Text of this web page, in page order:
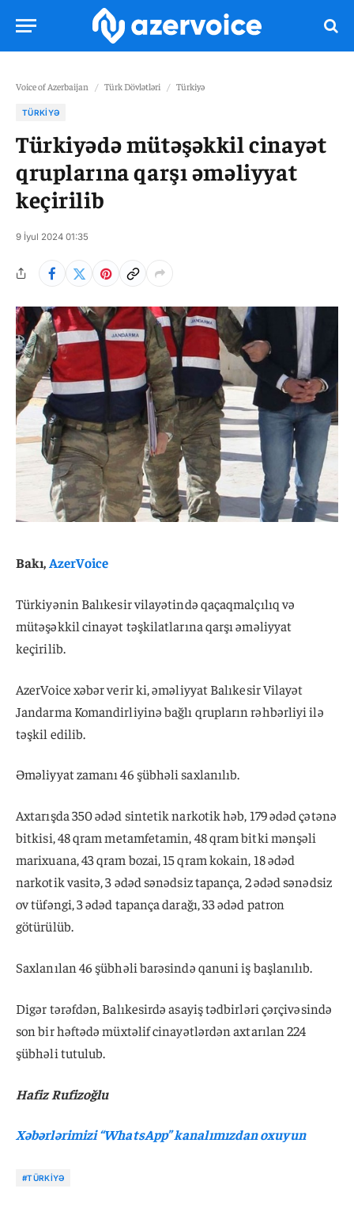
Voice of Azerbaijan / Türk Dövlətləri / Türkiyə
TÜRKIYƏ
Türkiyədə mütəşəkkil cinayət
qruplarına qarşı əməliyyat
keçirilib
9 İyul 2024 01:35
Bakı,AzerVoice
Türkiyənin Balıkesir vilayətində qaçaqmalçılıq və
mütəşəkkil cinayət təşkilatlarına qarşı əməliyyat
keçirilib.
AzerVoice xəbər verir ki, əməliyyat Balıkesir Vilayət
Jandarma Komandirliyinə bağlı qrupların rəhbərliyi ilə
təşkil edilib.
Əməliyyat zamanı 46 şübhəli saxlanılıb.
Axtarışda 350 ədəd sintetik narkotik həb, 179 ədəd çətənə
bitkisi, 48 qram metamfetamin, 48 qram bitki mənşəli
marixuana, 43 qram bozai, 15 qram kokain, 18 ədəd
narkotik vasitə, 3 ədəd sənədsiz tapança, 2 ədəd sənədsiz
ov tüfəngi, 3 ədəd tapança darağı, 33 ədəd patron
götürülüb.
Saxlanılan 46 şübhəli barəsində qanuni iş başlanılıb.
Digər tərəfdən, Balıkesirdə asayiş tədbirləri çərçivəsində
son bir həftədə müxtəlif cinayətlərdən axtarılan 224
şübhəli tutulub.
Hafiz Rufizoğlu
Xəbərlərimizi “WhatsApp” kanalımızdan oxuyun
#TÜRKIYƏ